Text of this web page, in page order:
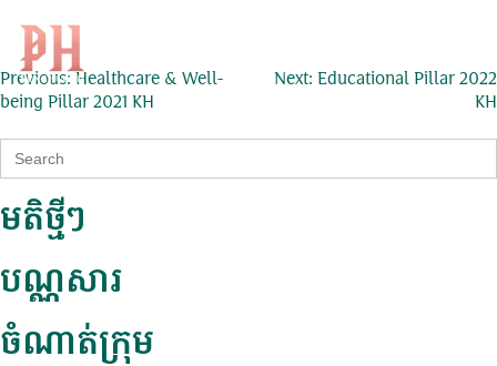
content
Educational Pillar 2021 KH
ការ​
នាំទិស​
ប្រកាស
Previous: Healthcare & Well-
being Pillar 2021 KH
Next: Educational Pillar 2022
KH
Search
for:
មតិថ្មីៗ
បណ្ណសារ
ចំណាត់ក្រុម